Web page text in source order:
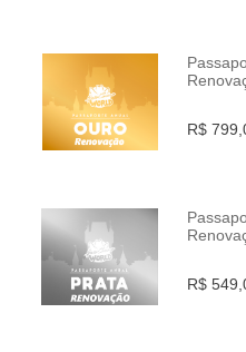
INFO
R$
INFO
R$